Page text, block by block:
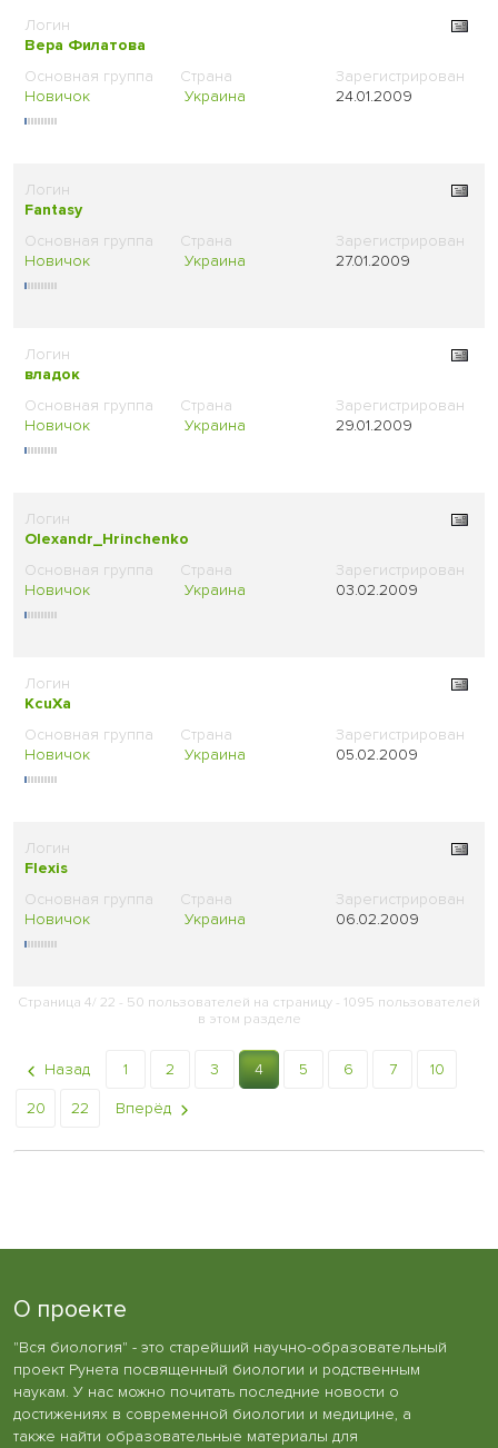
Вера Филатова
Новичок Украина 24.01.2009
Fantasy
Новичок Украина 27.01.2009
владок
Новичок Украина 29.01.2009
Olexandr_Hrinchenko
Новичок Украина 03.02.2009
KcuXa
Новичок Украина 05.02.2009
Flexis
Новичок Украина 06.02.2009
Страница 4/ 22 - 50 пользователей на страницу - 1095 пользователей
в этом разделе
Назад 1 2 3 4 5 6 7 10
20 22 Вперёд
О проекте
"Вся биология" - это старейший научно-образовательный
проект Рунета посвященный биологии и родственным
наукам. У нас можно почитать последние новости о
достижениях в современной биологии и медицине, а
также найти образовательные материалы для